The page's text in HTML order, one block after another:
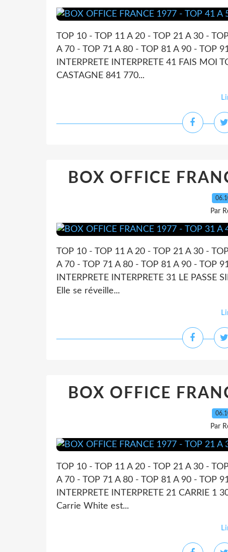
TOP 10 - TOP 11 A 20 - TOP 21 A 30 -
A 70 - TOP 71 A 80 - TOP 81 A 90 - TOP
INTERPRETE INTERPRETE 41 FAIS MOI
CASTAGNE 841 770...
BOX OFFICE
Par
TOP 10 - TOP 11 A 20 - TOP 21 A 30 -
A 70 - TOP 71 A 80 - TOP 81 A 90 - TOP
INTERPRETE INTERPRETE 31 LE
Elle se réveille...
BOX OFFICE
Par
TOP 10 - TOP 11 A 20 - TOP 21 A 30 -
A 70 - TOP 71 A 80 - TOP 81 A 90 - TOP
INTERPRETE INTERPRETE 21 CARRIE 1
Carrie White est...